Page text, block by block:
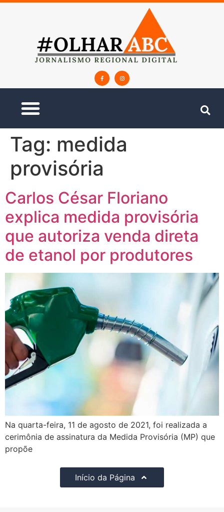
Tag: medida
provisória
Carlos César Floriano
explica medida provisória
que autoriza venda direta
de etanol por produtores
Na quarta-feira, 11 de agosto de 2021, foi realizada a
cerimônia de assinatura da Medida Provisória (MP) que
propõe
Início da Página